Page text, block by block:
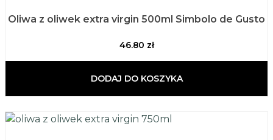
Oliwa z oliwek extra virgin 500ml Simbolo de Gusto
46.80 zł
DODAJ DO KOSZYKA